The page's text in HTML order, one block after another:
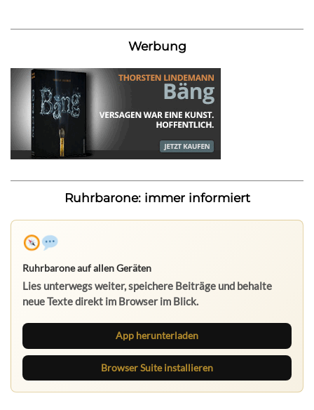
Werbung
Ruhrbarone: immer informiert
Ruhrbarone auf allen Geräten
Lies unterwegs weiter, speichere Beiträge und behalte
neue Texte direkt im Browser im Blick.
App herunterladen
Browser Suite installieren